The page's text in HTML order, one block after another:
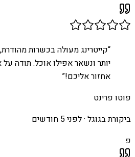
“קייטרינג מעולה בכשרות
יותר ונשאר אפילו אוכל. תודה
אחזור אליכם!”
פוטו פרינט
ביקורת בגוגל ·לפני 5 חודשים
פ